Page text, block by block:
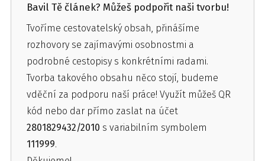
Bavil Tě článek? Můžeš podpořit naši tvorbu!
Tvoříme cestovatelský obsah, přinášíme
rozhovory se zajímavými osobnostmi a
podrobné cestopisy s konkrétními radami.
Tvorba takového obsahu něco stojí, budeme
vděční za podporu naší práce! Využít můžeš QR
kód nebo dar přímo zaslat na účet
2801829432/2010 s variabilním symbolem
111999.